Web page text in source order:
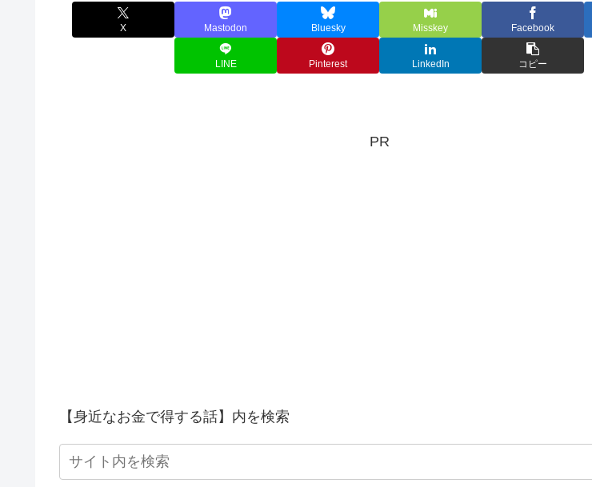
X Mastodon Bluesky Misskey Facebook
LINE Pinterest LinkedIn コピー
PR
【身近なお金で得する話】内を検索